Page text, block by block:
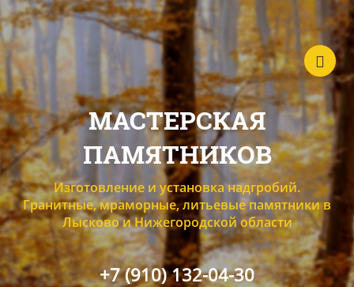
МАСТЕРСКАЯ
ПАМЯТНИКОВ
Изготовление и установка надгробий.
Гранитные, мраморные, литьевые памятники в
Лысково и Нижегородской области
+7 (910) 132-04-30